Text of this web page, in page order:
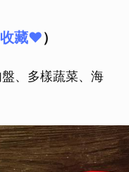
藏❤️）
、多樣蔬菜、海